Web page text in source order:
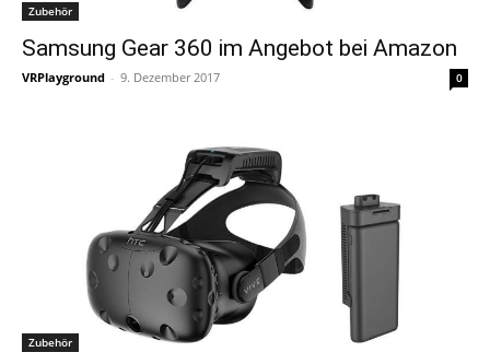
Zubehör
Samsung Gear 360 im Angebot bei Amazon
VRPlayground - 9. Dezember 2017 0
Zubehör